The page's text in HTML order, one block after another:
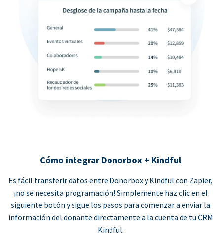
Cómo integrar Donorbox + Kindful
Es fácil transferir datos entre Donorbox y Kindful con Zapier,
¡no se necesita programación! Simplemente haz clic en el
siguiente botón y sigue los pasos para comenzar a enviar la
información del donante directamente a la cuenta de tu CRM
Kindful.